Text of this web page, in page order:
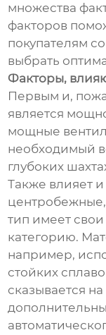
множества
факторов
покупателям
выбрать
Факторы,
Первым и,
является
мощные
необходимый
глубоких
Также влияет
тип имеет
категорию.
например,
стойких
сказывается